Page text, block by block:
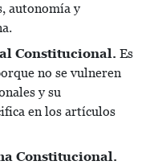
autonomía y
Constitucional. Es
no se vulneren
y su
en los artículos
Constitucional.